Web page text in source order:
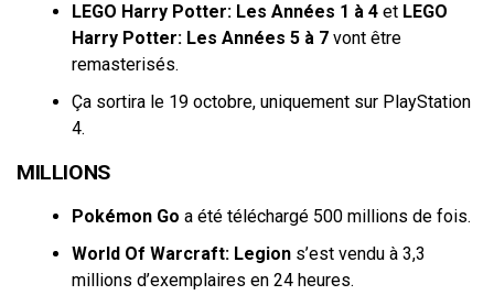
LEGO Harry Potter: Les Années 1 à 4 et LEGO
Harry Potter: Les Années 5 à 7 vont être
remasterisés.
Ça sortira le 19 octobre, uniquement sur PlayStation
4.
MILLIONS
Pokémon Go a été téléchargé 500 millions de fois.
World Of Warcraft: Legion s’est vendu à 3,3
millions d’exemplaires en 24 heures.